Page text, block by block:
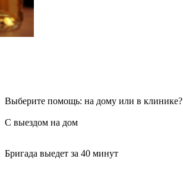
Выберите помощь: на дому или в клинике?
С выездом на дом
Бригада выедет за 40 минут